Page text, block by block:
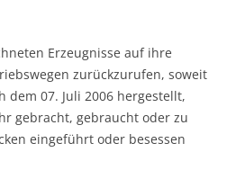
Erzeugnisse auf ihre
zurückzurufen, soweit
dem 07. Juli 2006 hergestellt,
gebracht, gebraucht oder zu
eingeführt oder besessen